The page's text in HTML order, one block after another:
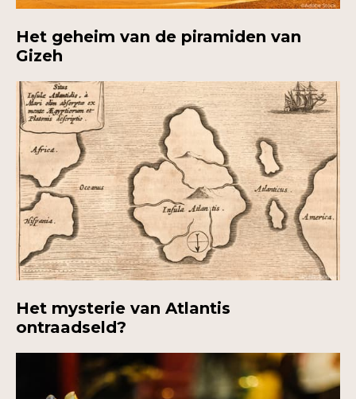
Het geheim van de piramiden van
Gizeh
Het mysterie van Atlantis
ontraadseld?